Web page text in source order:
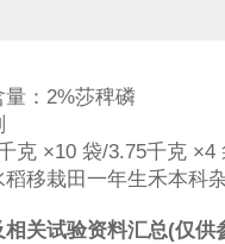
：2%莎稗磷
克 ×10 袋/3.75千克 ×4
移栽田一年生禾本科
相关试验资料汇总(仅供